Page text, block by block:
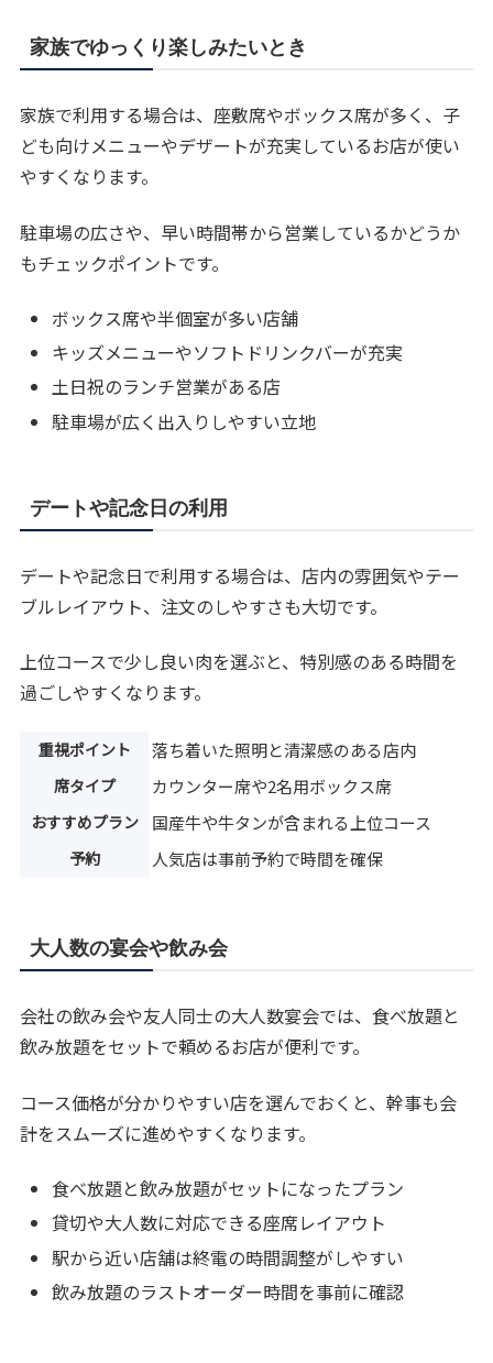
家族でゆっくり楽しみたいとき
家族で利用する場合は、座敷席やボックス席が多く、子
ども向けメニューやデザートが充実しているお店が使い
やすくなります。
駐車場の広さや、早い時間帯から営業しているかどうか
もチェックポイントです。
ボックス席や半個室が多い店舗
キッズメニューやソフトドリンクバーが充実
土日祝のランチ営業がある店
駐車場が広く出入りしやすい立地
デートや記念日の利用
デートや記念日で利用する場合は、店内の雰囲気やテー
ブルレイアウト、注文のしやすさも大切です。
上位コースで少し良い肉を選ぶと、特別感のある時間を
過ごしやすくなります。
重視ポイント 落ち着いた照明と清潔感のある店内
席タイプ カウンター席や2名用ボックス席
おすすめプラン 国産牛や牛タンが含まれる上位コース
予約 人気店は事前予約で時間を確保
大人数の宴会や飲み会
会社の飲み会や友人同士の大人数宴会では、食べ放題と
飲み放題をセットで頼めるお店が便利です。
コース価格が分かりやすい店を選んでおくと、幹事も会
計をスムーズに進めやすくなります。
食べ放題と飲み放題がセットになったプラン
貸切や大人数に対応できる座席レイアウト
駅から近い店舗は終電の時間調整がしやすい
飲み放題のラストオーダー時間を事前に確認